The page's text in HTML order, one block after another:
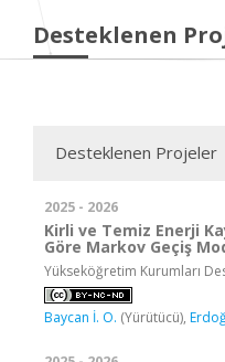
Desteklenen
Desteklenen Projeler
2025 - 2026
Kirli ve Temiz Enerji
Göre Markov Geçiş
Yükseköğretim Kurumları
Baycan İ. O. (Yürütücü),